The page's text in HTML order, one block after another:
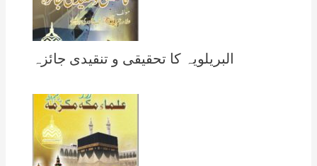
البریلویہ کا تحقیقی و تنقیدی جائزہ